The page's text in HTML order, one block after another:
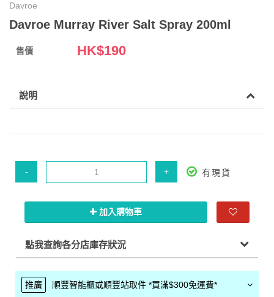
Davroe
Davroe Murray River Salt Spray 200ml
售價 HK$190
說明
- + 有現貨
加入購物車
點我查詢各分店庫存狀況
推廣 順豐智能櫃或順豐站取件 *買滿$300免運費*